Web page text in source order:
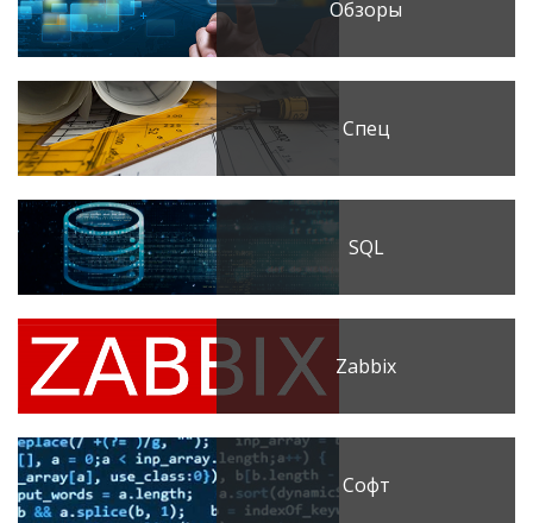
Обзоры
Спец
SQL
Zabbix
Софт